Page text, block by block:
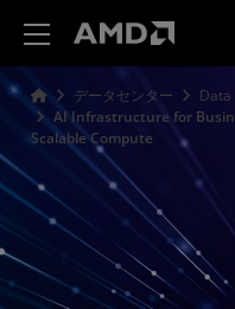
データセンター
Data
AI Infrastructure for
Scalable Compute